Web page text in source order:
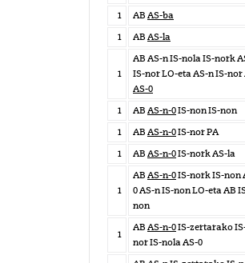
1
AB AS-ba
1
AB AS-la
1
AB AS-n IS-nola IS-nork
IS-nor LO-eta AS-n IS-nor
AS-0
1
AB AS-n-0IS-non IS-non
1
AB AS-n-0IS-nor PA
1
AB AS-n-0IS-nork AS-la
1
AB AS-n-0IS-nork IS-non
0 AS-n IS-non LO-eta AB
non
1
AB AS-n-0IS-zertarako
nor IS-nola AS-0